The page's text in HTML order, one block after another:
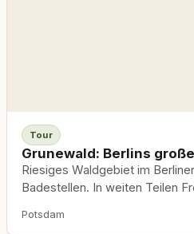
Tour
Grunewald: Berlins
Riesiges Waldgebiet im
Badestellen. In weiten Teilen
Potsdam